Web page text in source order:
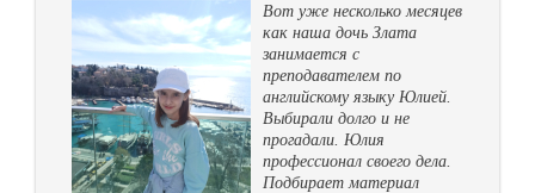
Вот уже несколько месяцев
как наша дочь Злата
занимается с
преподавателем по
английскому языку Юлией.
Выбирали долго и не
прогадали. Юлия
профессионал своего дела.
Подбирает материал